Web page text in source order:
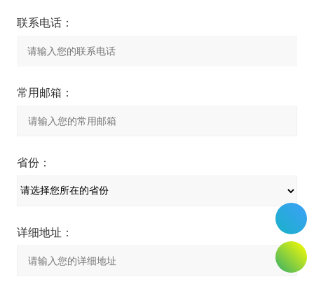
联系电话：
常用邮箱：
省份：
详细地址：